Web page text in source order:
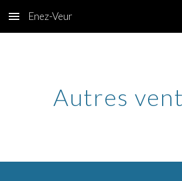
Skip to main content
Enez-Veur
Autres